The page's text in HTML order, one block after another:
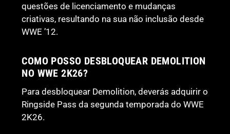
questões de licenciamento e mudanças
criativas, resultando na sua não inclusão desde
WWE ’12.
COMO POSSO DESBLOQUEAR DEMOLITION
NO WWE 2K26?
Para desbloquear Demolition, deverás adquirir o
Ringside Pass da segunda temporada do WWE
2K26.